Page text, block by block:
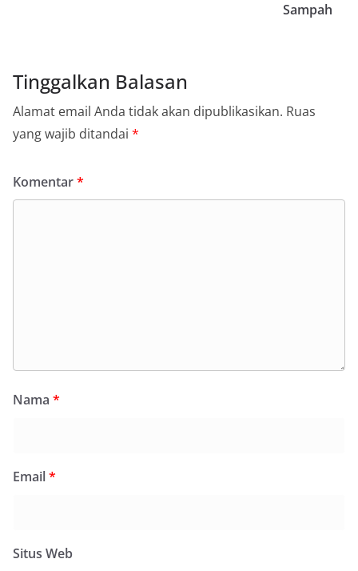
Sampah
Tinggalkan Balasan
Alamat email Anda tidak akan dipublikasikan. Ruas
yang wajib ditandai *
Komentar*
Nama *
Email*
Situs Web